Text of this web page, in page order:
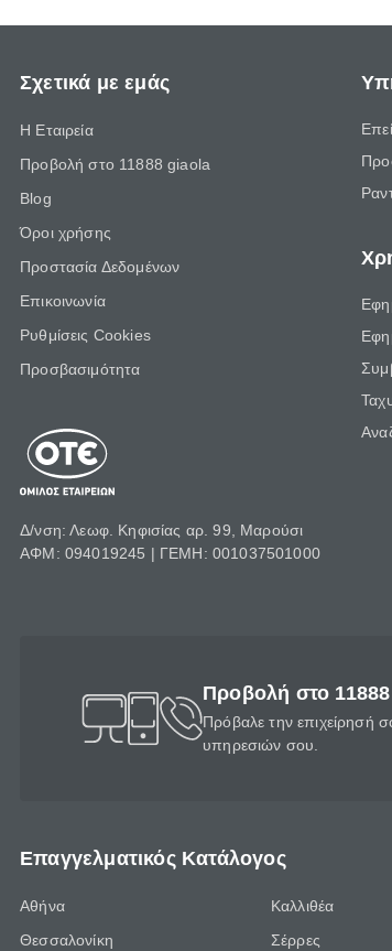
Σχετικά με εμάς
Η Εταιρεία
Προβολή στο 11888 giaola
Blog
Όροι χρήσης
Προστασία Δεδομένων
Επικοινωνία
Ρυθμίσεις Cookies
Προσβασιμότητα
Δ/νση: Λεωφ. Κηφισίας αρ. 99, Μαρούσι
ΑΦΜ: 094019245 | ΓΕΜΗ: 001037501000
Προβολή στο
Πρόβαλε την επιχείρησή
υπηρεσιών σου.
Επαγγελματικός Κατάλογος
Αθήνα
Θεσσαλονίκη
Καλλιθέα
Σέρρες